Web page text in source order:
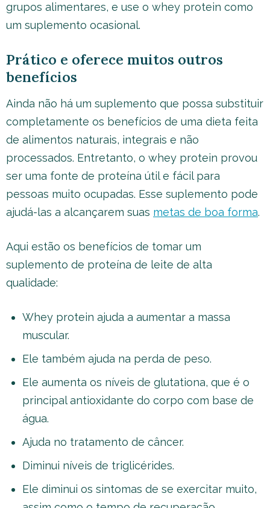
grupos alimentares, e use o whey protein como
um suplemento ocasional.
Prático e oferece muitos outros
benefícios
Ainda não há um suplemento que possa substituir
completamente os benefícios de uma dieta feita
de alimentos naturais, integrais e não
processados. Entretanto, o whey protein provou
ser uma fonte de proteína útil e fácil para
pessoas muito ocupadas. Esse suplemento pode
ajudá-las a alcançarem suas metas de boa forma.
Aqui estão os benefícios de tomar um
suplemento de proteína de leite de alta
qualidade:
Whey protein ajuda a aumentar a massa
muscular.
Ele também ajuda na perda de peso.
Ele aumenta os níveis de glutationa, que é o
principal antioxidante do corpo com base de
água.
Ajuda no tratamento de câncer.
Diminui níveis de triglicérides.
Ele diminui os sintomas de se exercitar muito,